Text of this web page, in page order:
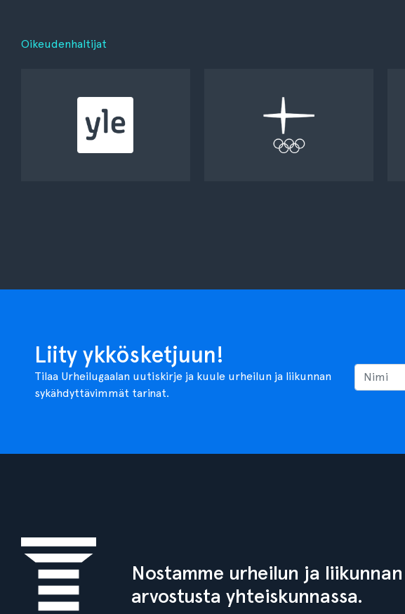
Oikeudenhaltijat
Liity ykkösketjuun!
Tilaa Urheilugaalan uutiskirje ja kuule urheilun ja liikunnan
sykähdyttävimmät tarinat.
Nostamme urheilun ja liikunnan
arvostusta yhteiskunnassa.